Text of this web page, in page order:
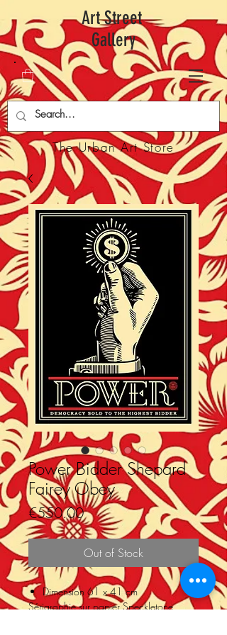
Art Street
Gallery
The Urban Art Store
Power Bidder Shepard
Fairey Obey
€550.00Price
Out of Stock
Dimension 61 x 41 cm
Sérigraphie sur papier Speckletone